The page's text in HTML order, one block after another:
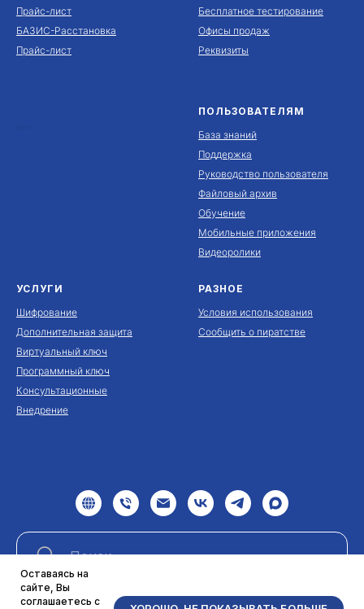
Прайс-лист
БАЗИС-Расстановка
Прайс-лист
Бесплатное тестирование
Офисы продаж
Реквизиты
ПОЛЬЗОВАТЕЛЯМ
База знаний
Поддержка
Руководство пользователя
Файловый архив
Обучение
Мобильные приложения
Видеоролики
УСЛУГИ
Шифрование
Дополнительная защита
Виртуальный ключ
Программный ключ
Консультационные
Внедрение
РАЗНОЕ
Условия использования
Сообщить о пиратстве
Оставаясь на
сайте, Вы
соглашаетесь с